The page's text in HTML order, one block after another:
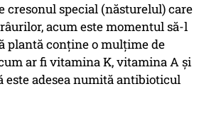
cresonul special (năsturelul) care
acum este momentul să-l
plantă conține o mulțime de
ar fi vitamina K, vitamina A și
este adesea numită antibioticul